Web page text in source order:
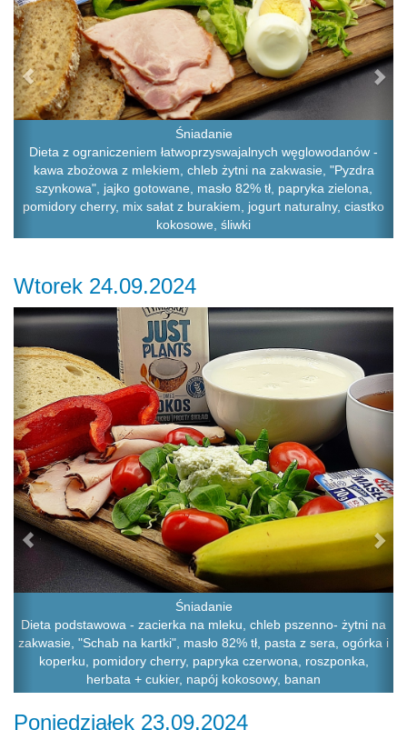
Śniadanie
Dieta z ograniczeniem łatwoprzyswajalnych węglowodanów -
kawa zbożowa z mlekiem, chleb żytni na zakwasie, "Pyzdra
szynkowa", jajko gotowane, masło 82% tł, papryka zielona,
pomidory cherry, mix sałat z burakiem, jogurt naturalny, ciastko
kokosowe, śliwki
Wtorek 24.09.2024
Śniadanie
Dieta podstawowa - zacierka na mleku, chleb pszenno- żytni na
zakwasie, "Schab na kartki", masło 82% tł, pasta z sera, ogórka i
koperku, pomidory cherry, papryka czerwona, roszponka,
herbata + cukier, napój kokosowy, banan
Previous
Poniedziałek 23.09.2024